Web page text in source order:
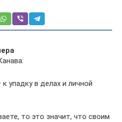
упадку в делах и личной
то это значит, что своим